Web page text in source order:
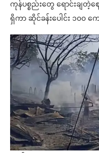
ကုန်ပစ္စည်းတွေ ရောင်းချတဲ့ဈ
ရှိကာ ဆိုင်ခန်းပေါင်း ၁၀၀